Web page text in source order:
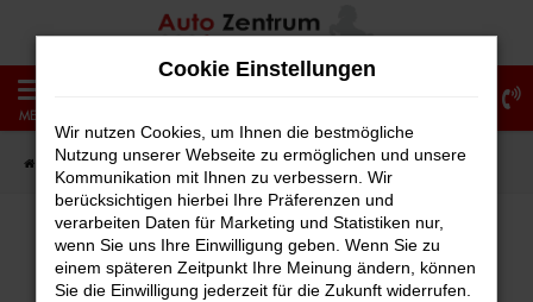
Zum
springen
MENÜ
Startseite Fahrzeugangebote Fahrzeug-Showroom
Fehler: Network Error
Cookie Einstellungen
Wir nutzen Cookies, um Ihnen die bestmögliche
Nutzung unserer Webseite zu ermöglichen und unsere
Kommunikation mit Ihnen zu verbessern. Wir
berücksichtigen hierbei Ihre Präferenzen und
verarbeiten Daten für Marketing und Statistiken nur,
wenn Sie uns Ihre Einwilligung geben. Wenn Sie zu
einem späteren Zeitpunkt Ihre Meinung ändern, können
Sie die Einwilligung jederzeit für die Zukunft widerrufen.